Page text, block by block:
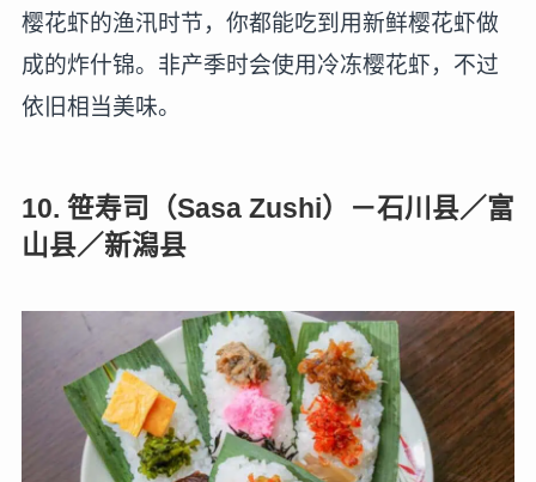
樱花虾的渔汛时节，你都能吃到用新鲜樱花虾做
成的炸什锦。非产季时会使用冷冻樱花虾，不过
依旧相当美味。
10. 笹寿司（Sasa Zushi）－石川县／富
山县／新潟县